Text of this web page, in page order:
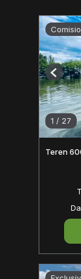
1 / 27
Teren